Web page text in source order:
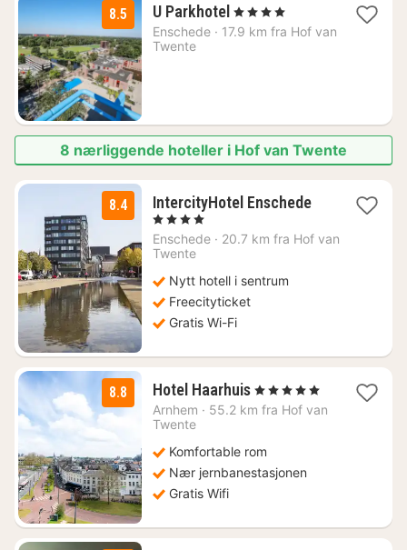
8.5 U Parkhotel 2
netter
, 4 Stjerner
Enschede · 17.9 km fra Hof van
Twente
8 nærliggende hoteller i Hof van Twente
8.4 IntercityHotel Enschede2
fra
, 4 Stjerner
Enschede · 20.7 km fra Hof van
Twente
Nytt hotell i sentrum
Freecityticket
Gratis Wi-Fi
8.8 Hotel Haarhuis1
natt
kr.
, 5 Stjerner
Arnhem · 55.2 km fra Hof van
Twente
Komfortable rom
Nær jernbanestasjonen
Gratis Wifi